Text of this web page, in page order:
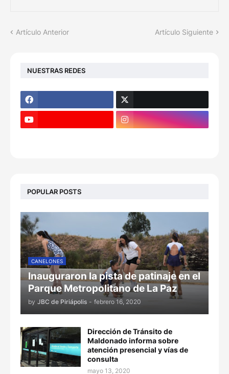
Artículo Anterior Artículo Siguiente
NUESTRAS REDES
POPULAR POSTS
CANELONES
Inauguraron la pista de patinaje en el
Parque Metropolitano de La Paz
by JBC de Piriápolis - febrero 16, 2020
Dirección de Tránsito de
Maldonado informa sobre
atención presencial y vías de
consulta
mayo 13, 2020